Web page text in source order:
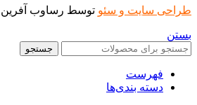
طراحی سایت و سئو توسط رساوب آفرین
بستن
جستجو
فهرست
دسته بندی‌ها